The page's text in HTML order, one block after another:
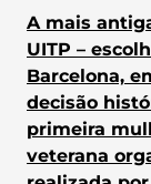
A mais
UITP –
Barcelona,
decisão
primeira
veterana